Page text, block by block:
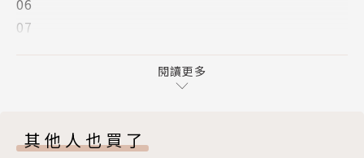
06
07
12
閱讀更多
其他人也買了